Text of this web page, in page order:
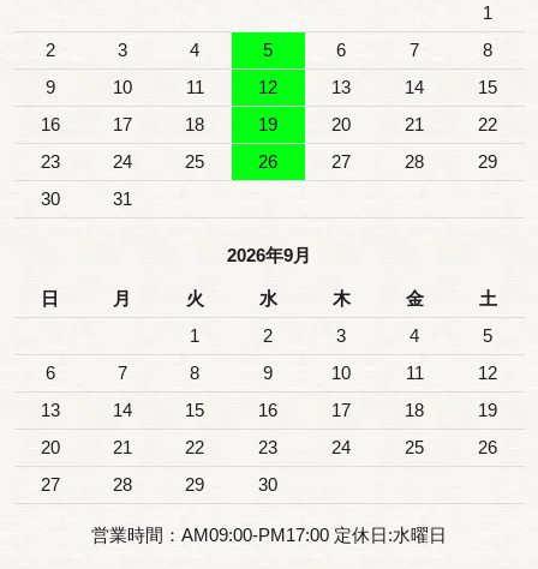
1
2
3 4 5 6 7
8
9
10 11 12 13 14
15
16
17 18 19 20 21
22
23
24 25 26 27 28
29
30
31
2026年9月
日 月 火 水 木 金
土
1
2 3 4
5
6
7 8 9 10 11
12
13
14 15 16 17 18
19
20
21 22 23 24 25
26
27
28 29 30
営業時間：AM09:00-PM17:00 定休日:水曜日